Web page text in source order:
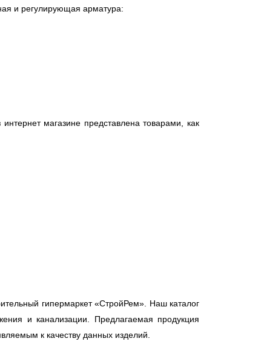
и регулирующая арматура:
магазине представлена товарами, как
гипермаркет «СтройРем». Наш каталог
и канализации. Предлагаемая продукция
к качеству данных изделий.